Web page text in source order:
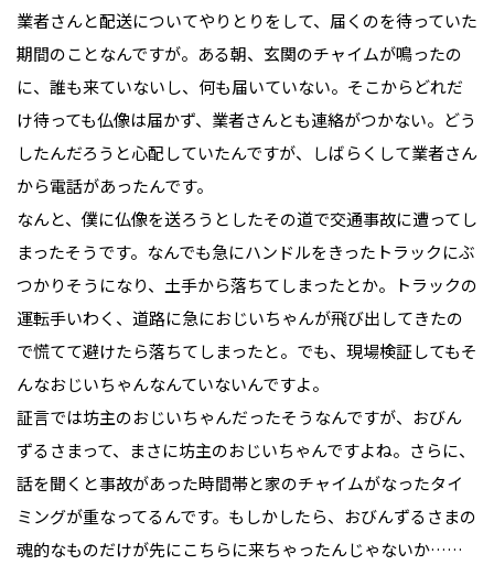
業者さんと配送についてやりとりをして、届くのを待っていた
期間のことなんですが。ある朝、玄関のチャイムが鳴ったの
に、誰も来ていないし、何も届いていない。そこからどれだ
け待っても仏像は届かず、業者さんとも連絡がつかない。どう
したんだろうと心配していたんですが、しばらくして業者さん
から電話があったんです。
なんと、僕に仏像を送ろうとしたその道で交通事故に遭ってし
まったそうです。なんでも急にハンドルをきったトラックにぶ
つかりそうになり、土手から落ちてしまったとか。トラックの
運転手いわく、道路に急におじいちゃんが飛び出してきたの
で慌てて避けたら落ちてしまったと。でも、現場検証してもそ
んなおじいちゃんなんていないんですよ。
証言では坊主のおじいちゃんだったそうなんですが、おびん
ずるさまって、まさに坊主のおじいちゃんですよね。さらに、
話を聞くと事故があった時間帯と家のチャイムがなったタイ
ミングが重なってるんです。もしかしたら、おびんずるさまの
魂的なものだけが先にこちらに来ちゃったんじゃないか……